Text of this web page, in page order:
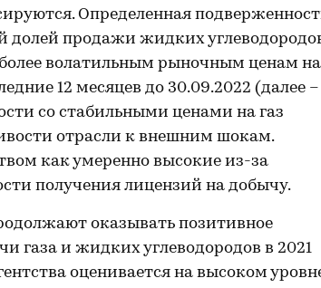
Определенная
долей продажи жидких
волатильным рыночным ценам на
12 месяцев до 30.09.2022 (далее –
со стабильными ценами на газ
отрасли к внешним шокам.
как умеренно высокие из-за
получения лицензий на добычу.
оказывать позитивное
газа и жидких углеводородов в 2021
оценивается на высоком